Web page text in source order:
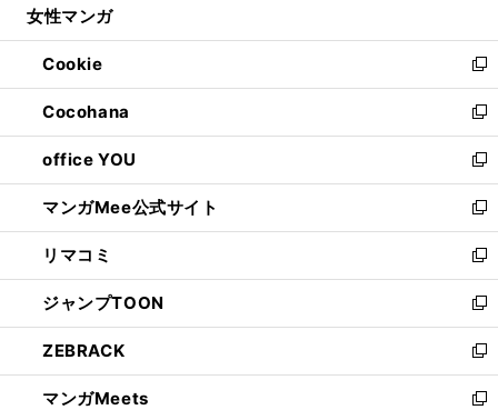
開
く
ウ
で
開
く
ン
ド
ウ
で
開
く
ウ
ィ
ン
ド
ウ
で
開
く
女性マンガ
Cookie
新
し
い
ウ
ィ
ン
ド
ウ
で
開
く
Cocohana
新
し
い
ウ
ィ
ン
ド
ウ
で
開
く
office YOU
新
し
い
ウ
ィ
ン
ド
ウ
で
開
く
マンガMee公式サイト
新
し
い
ウ
ィ
ン
ド
ウ
で
リマコミ
新
し
い
ウ
ィ
ン
ド
ジャンプTOON
新
し
い
ウ
ィ
ZEBRACK
新
し
い
マンガMeets
新